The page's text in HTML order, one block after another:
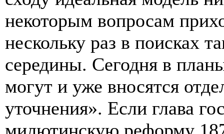
некоторым вопросам
нескольку раз в поисках
середины. Сегодня в
могут и уже вносятся
уточнения». Если глава